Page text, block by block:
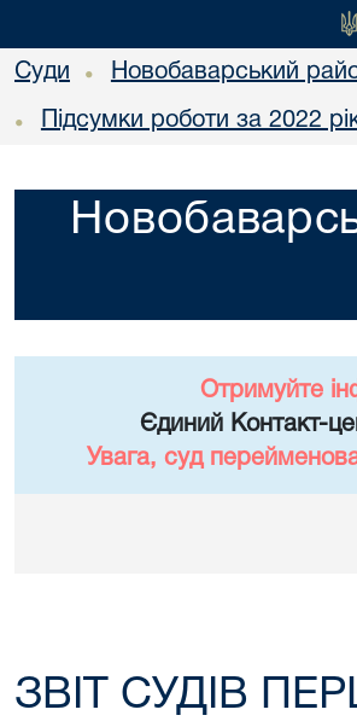
Суди • Новобаварський
• Підсумки роботи за 2022
Отримуйте
Єдиний Контакт-
Увага, суд
ЗВІТ СУДІВ